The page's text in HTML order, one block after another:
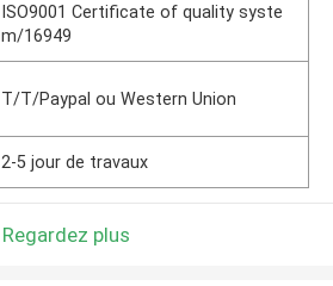
ISO9001 Certificate of quality syste
m/16949
T/T/Paypal ou Western Union
2-5 jour de travaux
Regardez plus